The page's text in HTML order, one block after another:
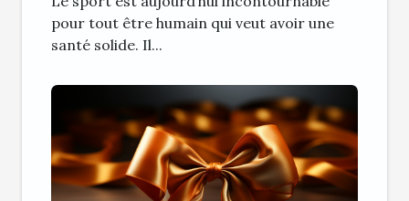
pour tout être humain qui veut avoir une
santé solide. Il...